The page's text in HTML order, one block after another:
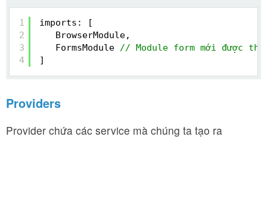
1
2
3
4
imports: [
BrowserModule,
FormsModule // Module form mới được
]
Providers
Provider chứa các service mà chúng ta tạo ra